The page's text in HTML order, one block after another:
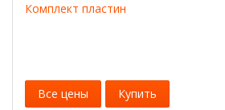
Комплект пластин
Все цены Купить